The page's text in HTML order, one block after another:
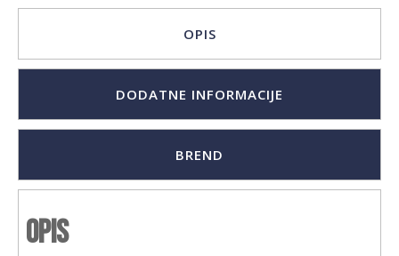
OPIS
DODATNE INFORMACIJE
BREND
Opis